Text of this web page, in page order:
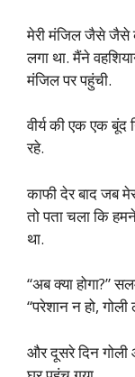
मेरी मंजिल जैसे जैसे
लगा था. मैंने
मंजिल पर पहुंची.
वीर्य की एक एक
रहे.
काफी देर बाद जब
तो पता चला कि
था.
“अब क्या होगा?”
“परेशान न हो,
और दूसरे दिन